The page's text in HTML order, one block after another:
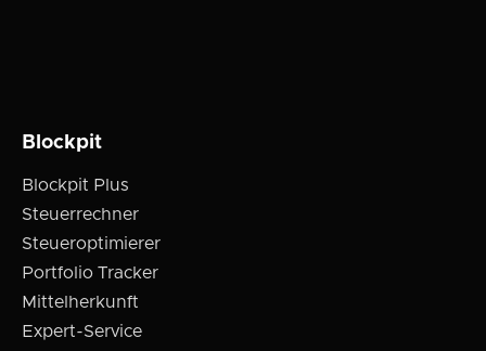
Blockpit
Blockpit Plus
Steuerrechner
Steueroptimierer
Portfolio Tracker
Mittelherkunft
Expert-Service